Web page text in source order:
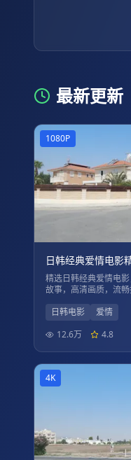
最新更新
1080P
日韩经典爱情电影
精选日韩经典爱情电
故事，高清画质，流畅
日韩电影
爱情
12.6万
4.8
4K